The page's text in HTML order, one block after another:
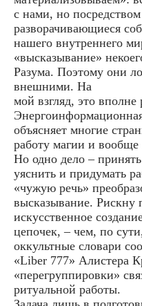
с нами, но
разворачивающиеся
нашего внутреннего
«высказывание»
Разума. Поэтому они
внешними. На
мой взгляд, это
объясняет многие
работу магии и
Но одно дело – принять
уяснить и придумать
«чужую речь»
высказывание. Рискну
искусственное
цепочек, – чем, по
оккультные словари
«Liber 777» Алистера
«перегруппировки»
ритуальной работы.